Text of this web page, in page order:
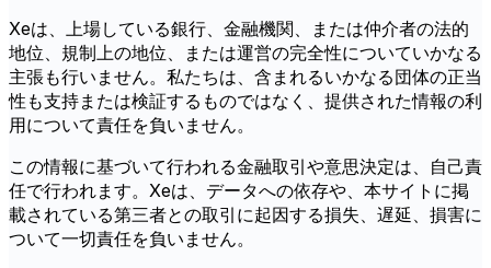
Xeは、上場している銀行、金融機関、または仲介者の法的
地位、規制上の地位、または運営の完全性についていかなる
主張も行いません。私たちは、含まれるいかなる団体の正当
性も支持または検証するものではなく、提供された情報の利
用について責任を負いません。
この情報に基づいて行われる金融取引や意思決定は、自己責
任で行われます。Xeは、データへの依存や、本サイトに掲
載されている第三者との取引に起因する損失、遅延、損害に
ついて一切責任を負いません。